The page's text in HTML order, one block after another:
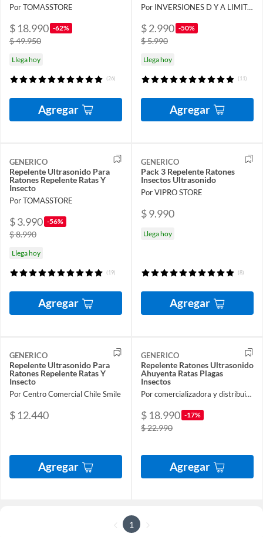
Por TOMASSTORE
$ 18.990 -62%
$ 49.950
Llega hoy
(26)
Agregar
Por INVERSIONES D Y A LIMITADA
$ 2.990 -50%
$ 5.990
Llega hoy
(11)
Agregar
GENERICO
Repelente Ultrasonido Para
Ratones Repelente Ratas Y
Insecto
Por TOMASSTORE
$ 3.990 -56%
$ 8.990
Llega hoy
(19)
Agregar
GENERICO
Pack 3 Repelente Ratones
Insectos Ultrasonido
Por VIPRO STORE
$ 9.990
Llega hoy
(8)
Agregar
GENERICO
Repelente Ultrasonido Para
Ratones Repelente Ratas Y
Insecto
Por Centro Comercial Chile Smile
$ 12.440
Agregar
GENERICO
Repelente Ratones Ultrasonido
Ahuyenta Ratas Plagas
Insectos
Por comercializadora y distribuidora masavi. spa
$ 18.990 -17%
$ 22.990
Agregar
1